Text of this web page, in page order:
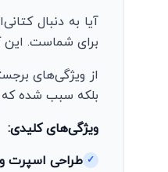
برای شماست. این
از ویژگی‌های
بلکه سبب شده که
ویژگی‌های کلیدی:
✓ طراحی اسپرت